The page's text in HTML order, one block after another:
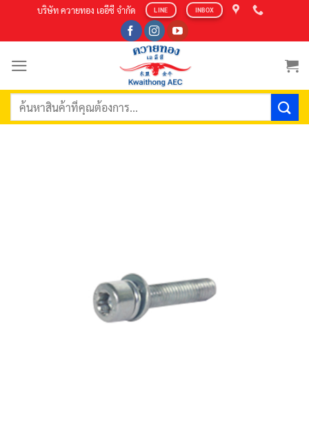
content
บริษัท ควายทอง เออีซี จำกัด LINE INBOX
ค้นหา: